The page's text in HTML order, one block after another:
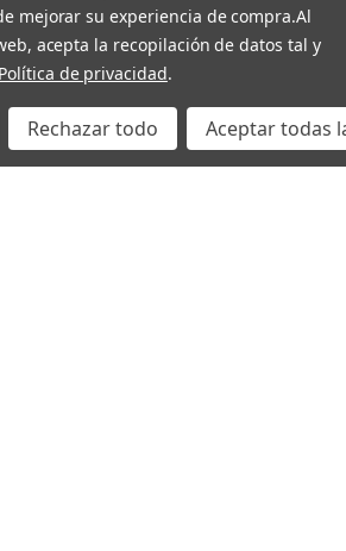
mejorar su experiencia de compra.Al
acepta la recopilación de datos tal y
Política de privacidad.
Rechazar todo Aceptar todas